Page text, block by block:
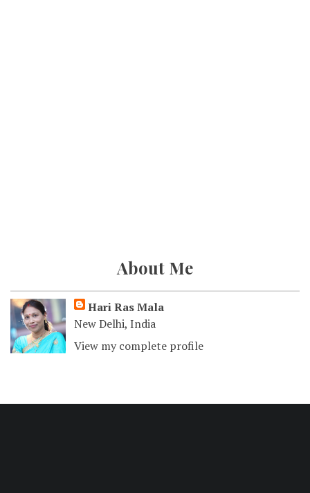
About Me
Hari Ras Mala
New Delhi, India
View my complete profile